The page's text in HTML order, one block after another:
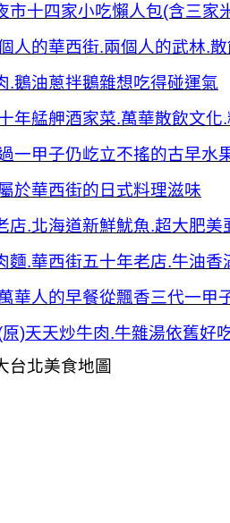
市十四家小吃懶人包(含三家
人的華西街.兩個人的武林.
.鵝油蔥拌鵝雜想吃得碰運氣
年艋舺酒家菜.萬華散飲文
一甲子仍屹立不搖的古早水
於華西街的日式料理滋味
店.北海道新鮮魷魚.超大肥
麵.華西街五十年老店.牛油
華人的早餐從飄香三代一甲
)天天炒牛肉.牛雜湯依舊好
台北美食地圖